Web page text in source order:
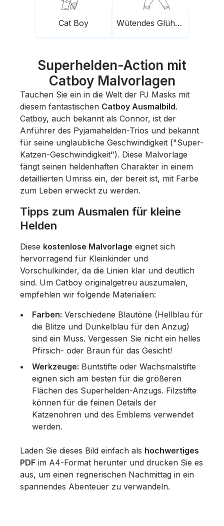
Cat Boy Wütendes Glühwürmchen
Superhelden-Action mit
Catboy Malvorlagen
Tauchen Sie ein in die Welt der PJ Masks mit
diesem fantastischen Catboy Ausmalbild.
Catboy, auch bekannt als Connor, ist der
Anführer des Pyjamahelden-Trios und bekannt
für seine unglaubliche Geschwindigkeit ("Super-
Katzen-Geschwindigkeit"). Diese Malvorlage
fängt seinen heldenhaften Charakter in einem
detaillierten Umriss ein, der bereit ist, mit Farbe
zum Leben erweckt zu werden.
Tipps zum Ausmalen für kleine
Helden
Diese kostenlose Malvorlage eignet sich
hervorragend für Kleinkinder und
Vorschulkinder, da die Linien klar und deutlich
sind. Um Catboy originalgetreu auszumalen,
empfehlen wir folgende Materialien:
Farben: Verschiedene Blautöne (Hellblau für
die Blitze und Dunkelblau für den Anzug)
sind ein Muss. Vergessen Sie nicht ein helles
Pfirsich- oder Braun für das Gesicht!
Werkzeuge: Buntstifte oder Wachsmalstifte
eignen sich am besten für die größeren
Flächen des Superhelden-Anzugs. Filzstifte
können für die feinen Details der
Katzenohren und des Emblems verwendet
werden.
Laden Sie dieses Bild einfach als hochwertiges
PDF im A4-Format herunter und drucken Sie es
aus, um einen regnerischen Nachmittag in ein
spannendes Abenteuer zu verwandeln.